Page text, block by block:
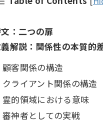
：二つの扉
解説：関係性の本質的
顧客関係の構造
クライアント関係の構造
霊的領域における意味
審神者としての実戦